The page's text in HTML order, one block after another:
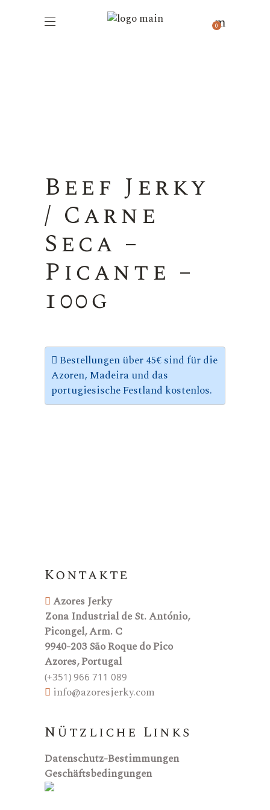
0
Beef Jerky
/ Carne
Seca –
Picante –
100g
Bestellungen über 45€ sind für die
Azoren, Madeira und das
portugiesische Festland kostenlos.
Kontakte
Azores Jerky
Zona Industrial de St. António,
Picongel, Arm. C
9940-203 São Roque do Pico
Azores, Portugal
(+351) 966 711 089
info@azoresjerky.com
Nützliche Links
Datenschutz-Bestimmungen
Geschäftsbedingungen